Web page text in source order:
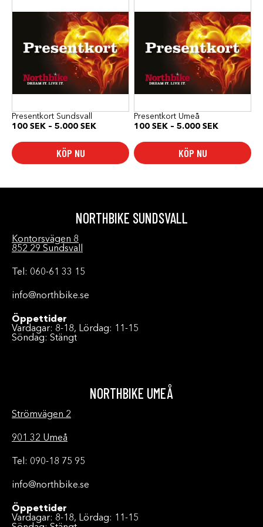
Presentkort Sundsvall
100 SEK – 5.000 SEKPrisintervall:
5.000 SEK
KÖP NU
produkten
varianter.
De
alternativen
kan
väljas
produktsidan
Presentkort Umeå
100 SEK – 5.000 SEK
5.000 SEK
KÖP NU
produkten
varianter.
De
alternativen
kan
väljas
produktsidan
NORTHBIKE SUNDSVALL
Kontorsvägen 8
852 29 Sundsvall
Tel: 060-61 33 15
info@northbike.se
Öppettider
Vardagar: 8-18, Lördag: 11-15
Söndag: Stängt
NORTHBIKE UMEÅ
Strömvägen 2
901 32 Umeå
Tel: 090-18 75 95
info@northbike.se
Öppettider
Vardagar: 8-18, Lördag: 11-15